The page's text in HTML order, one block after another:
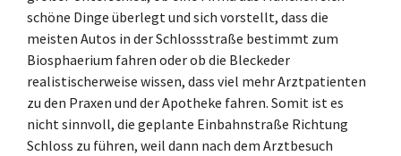
schöne Dinge überlegt und sich vorstellt, dass die
meisten Autos in der Schlossstraße bestimmt zum
Biosphaerium fahren oder ob die Bleckeder
realistischerweise wissen, dass viel mehr Arztpatienten
zu den Praxen und der Apotheke fahren. Somit ist es
nicht sinnvoll, die geplante Einbahnstraße Richtung
Schloss zu führen, weil dann nach dem Arztbesuch